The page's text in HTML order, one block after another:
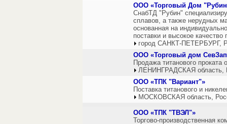
ООО «Торговый Дом
СнабТД "Рубин"
сплавов, а также нерудных
основанная на
поставки и высокое
город САНКТ-ПЕТЕРБУРГ,
ООО «Торговый дом
Продажа титанового
ЛЕНИНГРАДСКАЯ область,
ООО «ТПК "Вариант"»
Поставка титанового и
МОСКОВСКАЯ область,
ООО «ТПК "ТВЭЛ"»
Торгово-производственная